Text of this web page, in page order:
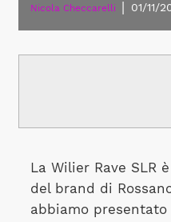
Nicola Checcarelli 01/11/
La Wilier Rave SLR
del brand di
abbiamo